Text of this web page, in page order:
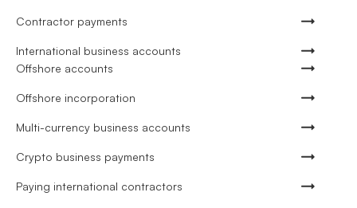
Contractor payments
International business accounts
Offshore accounts
Offshore incorporation
Multi-currency business accounts
Crypto business payments
Paying international contractors